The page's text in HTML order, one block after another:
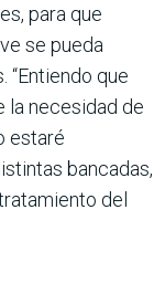
para que
se pueda
que
la necesidad de
estaré
ban­cadas,
del